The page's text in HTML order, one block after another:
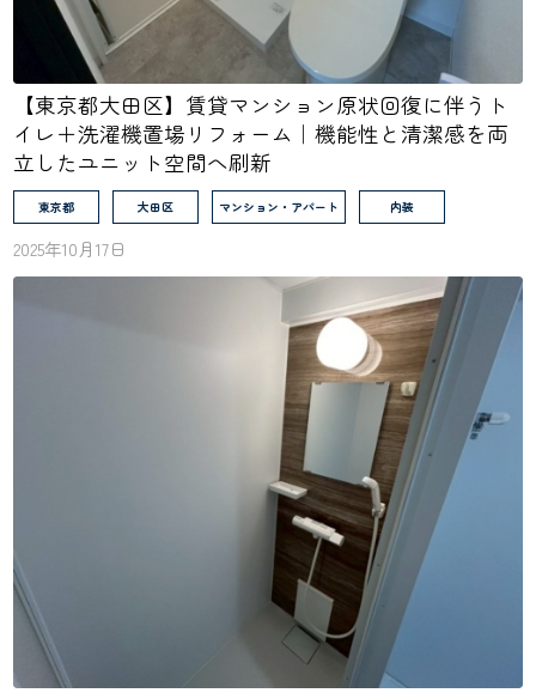
【東京都大田区】賃貸マンション原状回復に伴うト
イレ＋洗濯機置場リフォーム｜機能性と清潔感を両
立したユニット空間へ刷新
東京都 大田区 マンション・アパート 内装
2025年10月17日